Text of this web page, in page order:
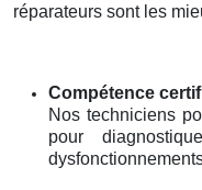
réparateurs sont les
Compétence
Nos techniciens
pour